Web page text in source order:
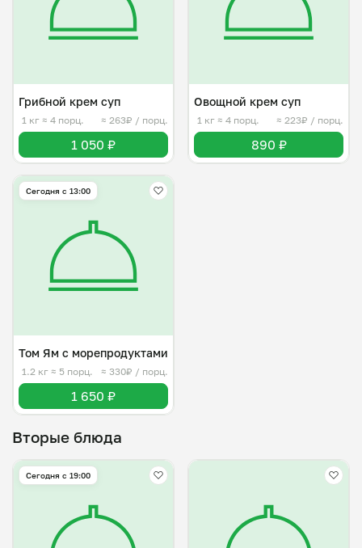
Грибной крем суп
1 кг ≈ 4 порц. ≈ 263₽ / порц.
1 050 ₽
Овощной крем суп
1 кг ≈ 4 порц. ≈ 223₽ / порц.
890 ₽
Сегодня с 13:00
Том Ям с морепродуктами
1.2 кг ≈ 5 порц. ≈ 330₽ / порц.
1 650 ₽
Вторые блюда
Сегодня с 19:00